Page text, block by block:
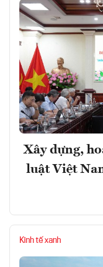
Xây dựng,
luật Việt
Kinh tế xanh